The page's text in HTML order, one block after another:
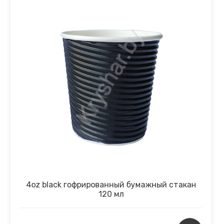
4oz black гофрированный бумажный стакан
120 мл